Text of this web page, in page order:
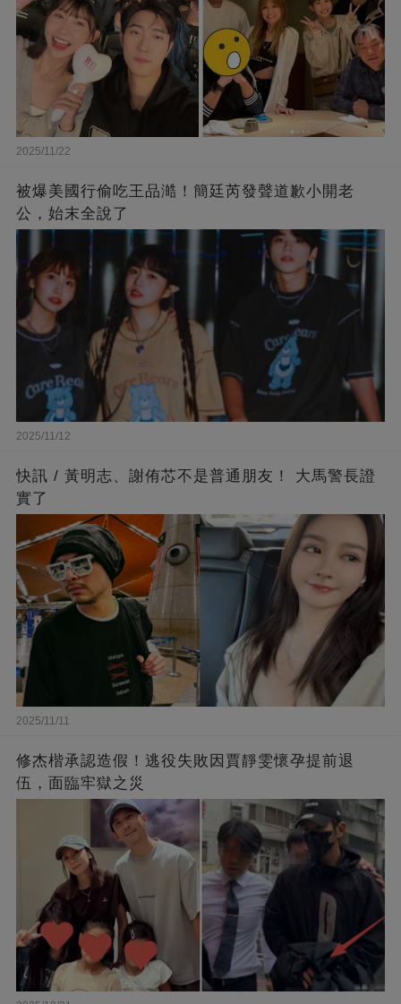
2025/11/22
被爆美國行偷吃王品澔！簡廷芮發聲道歉小開老
公，始末全說了
2025/11/12
快訊 / 黃明志、謝侑芯不是普通朋友！ 大馬警長證
實了
2025/11/11
修杰楷承認造假！逃役失敗因賈靜雯懷孕提前退
伍，面臨牢獄之災